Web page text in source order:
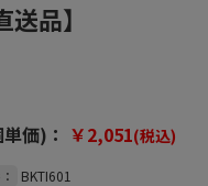
品】
価)： ￥2,051(税込)
BKTI601